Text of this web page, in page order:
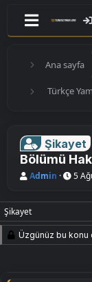
Ana sayfa
Türkçe
Şikayet
Bölümü
K
u
y
u
B
a
Admin
B
l
n
g
ı
5
Şikayet
Üzgünüz bu konu